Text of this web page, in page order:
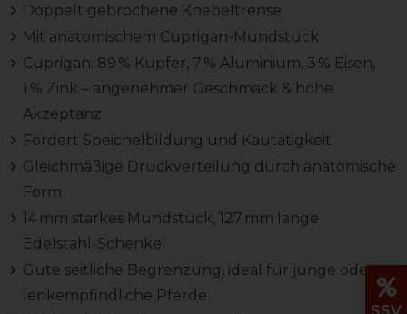
Doppelt gebrochene Knebeltrense
Mit anatomischem Cuprigan-Mundstück
Cuprigan: 89 % Kupfer, 7 % Aluminium, 3 % Eisen,
1 % Zink – angenehmer Geschmack & hohe
Akzeptanz
Fördert Speichelbildung und Kautätigkeit
Gleichmäßige Druckverteilung durch anatomische
Form
14 mm starkes Mundstück, 127 mm lange
Edelstahl-Schenkel
Gute seitliche Begrenzung, ideal für junge oder
lenkempfindliche Pferde